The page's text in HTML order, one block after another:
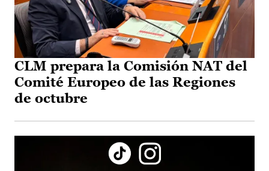
CLM prepara la Comisión NAT del
Comité Europeo de las Regiones
de octubre